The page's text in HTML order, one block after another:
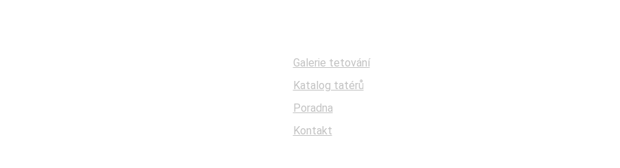
Galerie tetování
Katalog tatérů
Poradna
Kontakt